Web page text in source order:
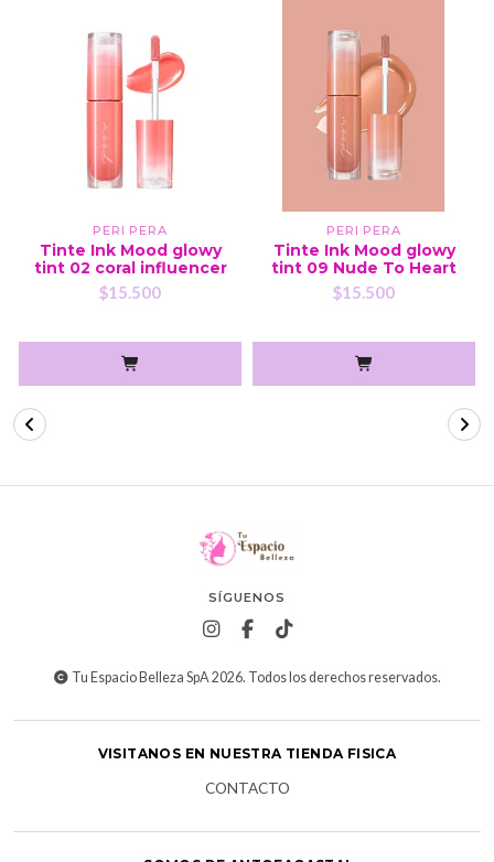
PERI PERA
Tinte Ink Mood glowy
tint 02 coral influencer
$15.500
PERI PERA
Tinte Ink Mood glowy
tint 09 Nude To Heart
$15.500
SÍGUENOS
Tu Espacio Belleza SpA 2026. Todos los derechos reservados.
VISITANOS EN NUESTRA TIENDA FISICA
CONTACTO